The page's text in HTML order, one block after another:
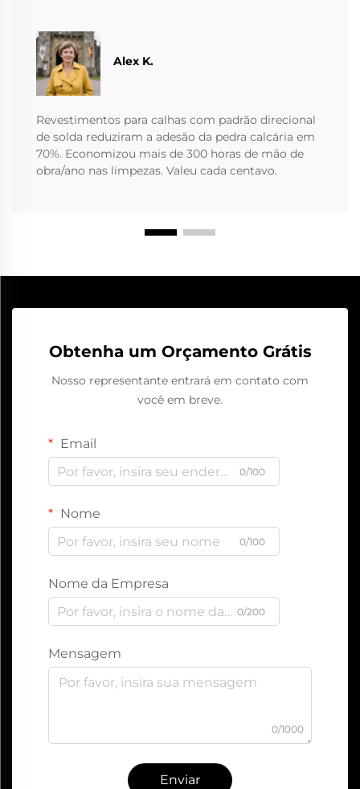
Alex K.
Revestimentos para calhas com padrão direcional
de solda reduziram a adesão da pedra calcária em
70%. Economizou mais de 300 horas de mão de
obra/ano nas limpezas. Valeu cada centavo.
Obtenha um Orçamento Grátis
Nosso representante entrará em contato com
você em breve.
Email
0/100
Nome
0/100
Nome da Empresa
0/200
Mensagem
0/1000
Enviar